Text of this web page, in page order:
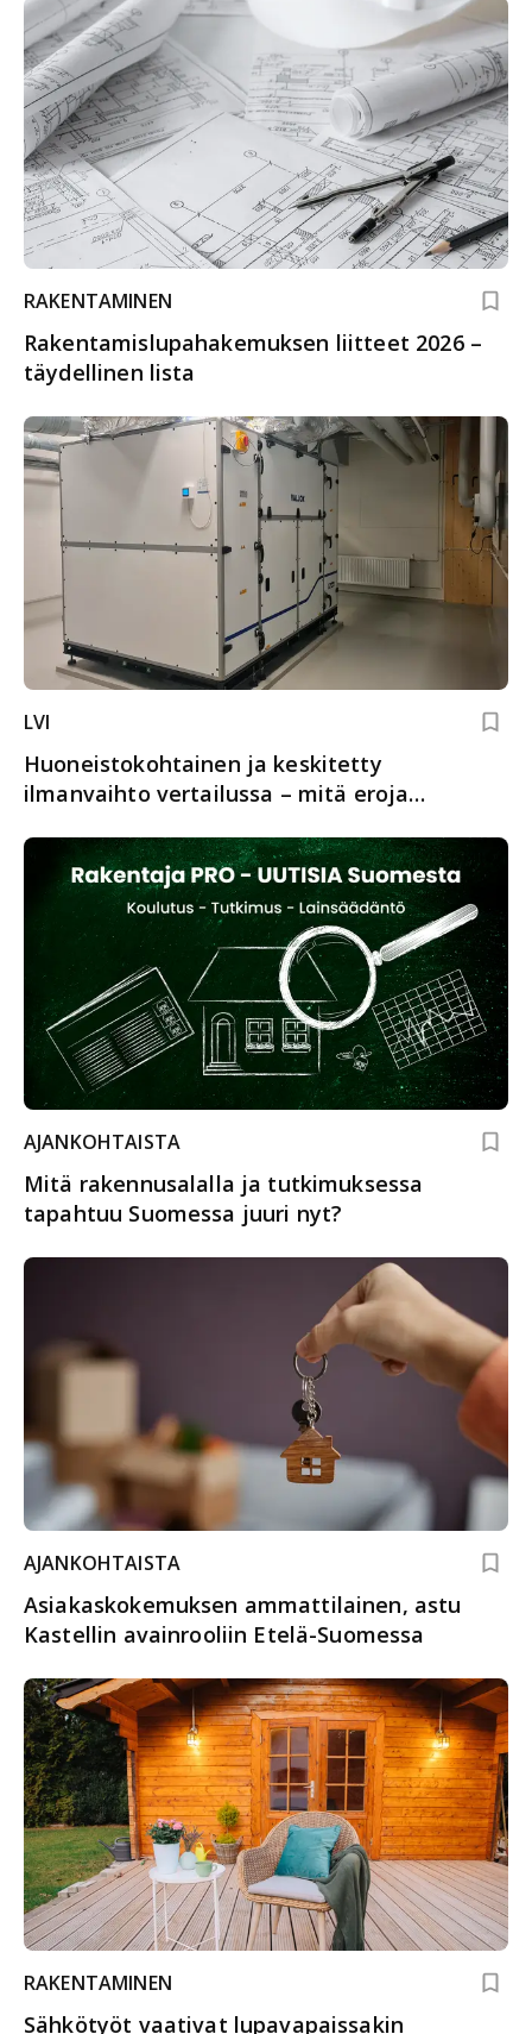
RAKENTAMINEN
Rakentamislupahakemuksen liitteet 2026 –
täydellinen lista
LVI
Huoneistokohtainen ja keskitetty
ilmanvaihto vertailussa – mitä eroja
AJANKOHTAISTA
Mitä rakennusalalla ja tutkimuksessa
tapahtuu Suomessa juuri nyt?
AJANKOHTAISTA
Asiakaskokemuksen ammattilainen, astu
Kastellin avainrooliin Etelä-Suomessa
RAKENTAMINEN
Sähkötyöt vaativat lupavapaissakin